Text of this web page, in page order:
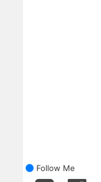
Follow Me